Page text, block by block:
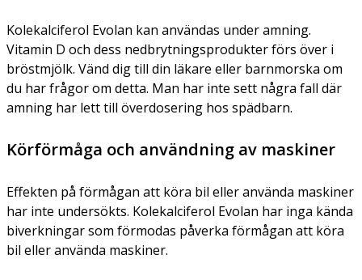
Kolekalciferol Evolan kan användas under amning.
Vitamin D och dess nedbrytningsprodukter förs över i
bröstmjölk. Vänd dig till din läkare eller barnmorska om
du har frågor om detta. Man har inte sett några fall där
amning har lett till överdosering hos spädbarn.
Körförmåga och användning av maskiner
Effekten på förmågan att köra bil eller använda maskiner
har inte undersökts. Kolekalciferol Evolan har inga kända
biverkningar som förmodas påverka förmågan att köra
bil eller använda maskiner.